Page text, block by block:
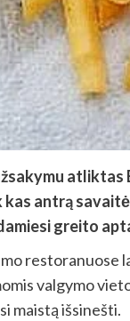
kas antrą
greito
restoranuose
valgymo
maistą išsinešti.